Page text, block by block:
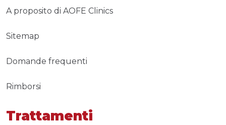
A proposito di AOFE Clinics
Sitemap
Domande frequenti
Rimborsi
Trattamenti